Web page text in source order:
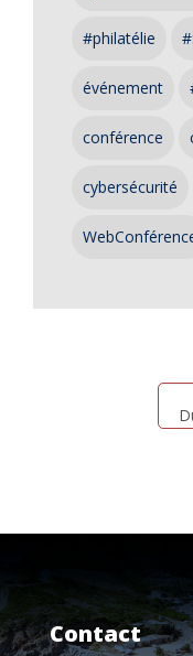
#philatélie
événement
conférence
cybersécurité
Contact